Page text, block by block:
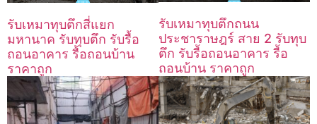
รับเหมาทุบตึกสี่แยก
มหานาค รับทุบตึก รับรื้อ
ถอนอาคาร รื้อถอนบ้าน
ราคาถูก
รับเหมาทุบตึกถนน
ประชาราษฎร์ สาย 2 รับทุบ
ตึก รับรื้อถอนอาคาร รื้อ
ถอนบ้าน ราคาถูก